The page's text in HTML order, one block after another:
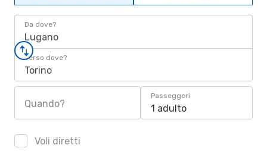
Da dove?
Lugano
Verso dove?
Torino
Quando?
Passeggeri
1 adulto
Voli diretti